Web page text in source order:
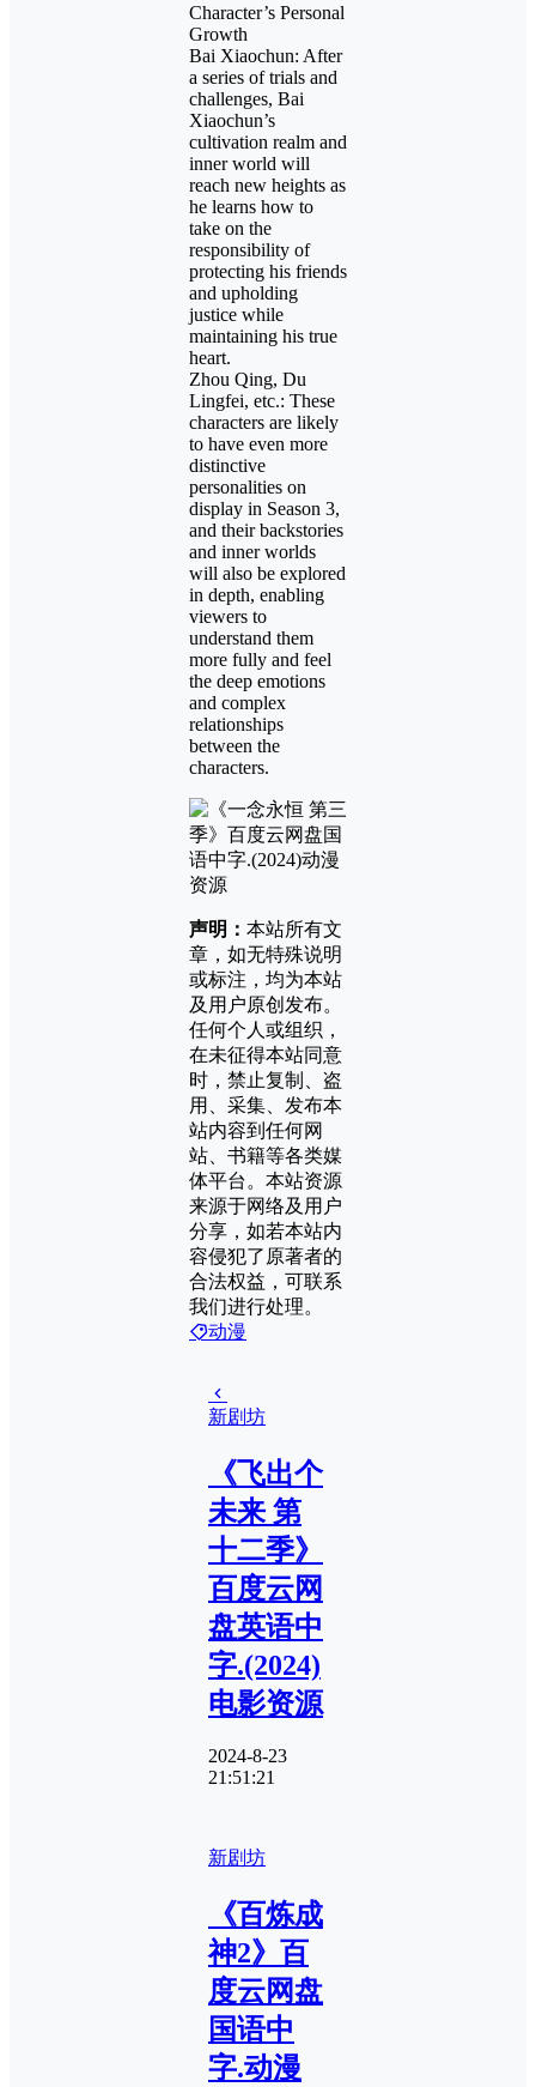
Character’s Personal
Growth
Bai Xiaochun: After
a series of trials and
challenges, Bai
Xiaochun’s
cultivation realm and
inner world will
reach new heights as
he learns how to
take on the
responsibility of
protecting his friends
and upholding
justice while
maintaining his true
heart.
Zhou Qing, Du
Lingfei, etc.: These
characters are likely
to have even more
distinctive
personalities on
display in Season 3,
and their backstories
and inner worlds
will also be explored
in depth, enabling
viewers to
understand them
more fully and feel
the deep emotions
and complex
relationships
between the
characters.
声明： 本站所有文
章，如无特殊说明
或标注，均为本站
及用户原创发布。
任何个人或组织，
在未征得本站同意
时，禁止复制、盗
用、采集、发布本
站内容到任何网
站、书籍等各类媒
体平台。本站资源
来源于网络及用户
分享，如若本站内
容侵犯了原著者的
合法权益，可联系
我们进行处理。
动漫
新剧坊
《飞出个
未来 第
十二季》
百度云网
盘英语中
字.(2024)
电影资源
2024-8-23
21:51:21
新剧坊
《百炼成
神2》百
度云网盘
国语中
字.动漫